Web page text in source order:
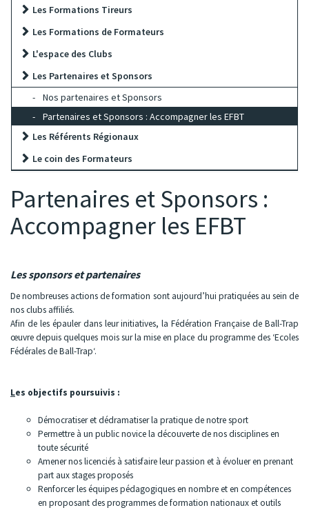
Les Formations Tireurs
Les Formations de Formateurs
L'espace des Clubs
Les Partenaires et Sponsors
Nos partenaires et Sponsors
Partenaires et Sponsors : Accompagner les EFBT
Les Référents Régionaux
Le coin des Formateurs
Partenaires et Sponsors :
Accompagner les EFBT
Les sponsors et partenaires
De nombreuses actions de formation sont aujourd’hui pratiquées au sein de
nos clubs affiliés.
Afin de les épauler dans leur initiatives, la Fédération Française de Ball-Trap
œuvre depuis quelques mois sur la mise en place du programme des ‘Ecoles
Fédérales de Ball-Trap‘.
Les objectifs poursuivis :
Démocratiser et dédramatiser la pratique de notre sport
Permettre à un public novice la découverte de nos disciplines en
toute sécurité
Amener nos licenciés à satisfaire leur passion et à évoluer en prenant
part aux stages proposés
Renforcer les équipes pédagogiques en nombre et en compétences
en proposant des programmes de formation nationaux et outils